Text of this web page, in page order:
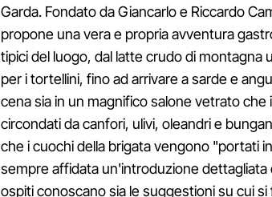
Garda. Fondato da Giancarlo e Riccardo
propone una vera e propria avventura
tipici del luogo, dal latte crudo di montagna
per i tortellini, fino ad arrivare a sarde e
cena sia in un magnifico salone vetrato
circondati da canfori, ulivi, oleandri e
che i cuochi della brigata vengono "portati
sempre affidata un'introduzione dettagliata
ospiti conoscano sia le suggestioni su cui